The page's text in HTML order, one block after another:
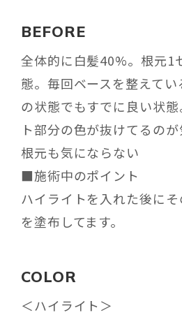
BEFORE
全体的に白髪40%。根元1
態。毎回ベースを整えて
の状態でもすでに良い状
ト部分の色が抜けてるの
根元も気にならない
■施術中のポイント
ハイライトを入れた後に
を塗布してます。
COLOR
＜ハイライト＞